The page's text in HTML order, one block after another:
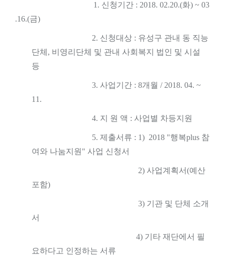
1. 신청기간 : 2018. 02.20.(화) ~ 03
.16.(금)
2. 신청대상 : 유성구 관내 동 직능
단체 , 비영리단체 및 관내 사회복지 법인 및 시설
등
3. 사업기간 : 8개월/ 2018. 04. ~
11.
4. 지 원 액 : 사업별 차등지원
5.제출서류 : 1) 2018 "행복plus 참
여와 나눔지원 " 사업 신청서
2) 사업계획서(예산
포함)
3) 기관 및 단체 소개
서
4) 기타 재단에서 필
요하다고 인정하는 서류